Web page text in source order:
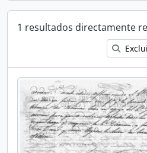
1 resultados directamente